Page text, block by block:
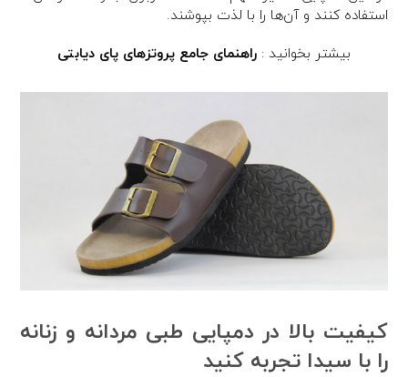
استفاده کنند و آن‌ها را با لذت بپوشند.
بیشتر بخوانید : راهنمای جامع پروتزهای پای دیابتی
کیفیت بالا در دمپایی طبی مردانه و زنانه
را با سیدا تجربه کنید